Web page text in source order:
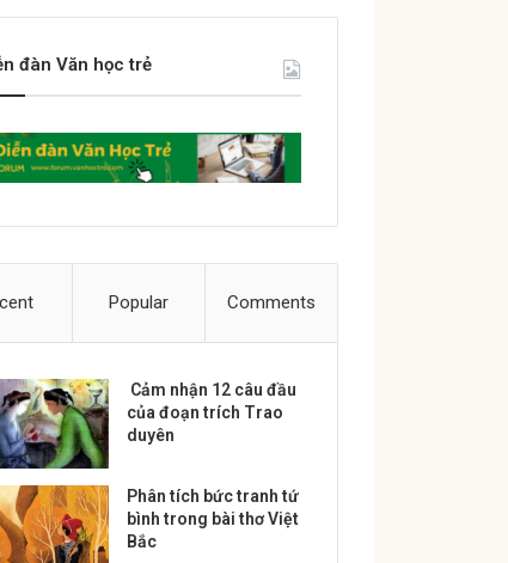
đàn Văn học trẻ
Popular Comments
Cảm nhận 12 câu đầu
của đoạn trích Trao
duyên
Phân tích bức tranh tứ
bình trong bài thơ Việt
Bắc